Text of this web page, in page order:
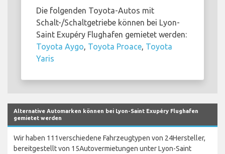
Die folgenden Toyota-Autos mit
Schalt-/Schaltgetriebe können bei Lyon-
Saint Exupéry Flughafen gemietet werden:
Toyota Aygo Toyota Proace Toyota
Yaris
Alternative Automarken können bei Lyon-Saint Exupéry Flughafen
gemietet werden
Wir haben 111verschiedene Fahrzeugtypen von 24Hersteller,
bereitgestellt von 15Autovermietungen unter Lyon-Saint